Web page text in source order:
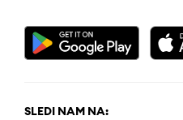
SLEDI NAM NA: